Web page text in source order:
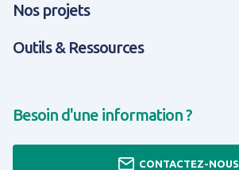
Nos projets
Outils & Ressources
Besoin d'une information ?
CONTACTEZ-NOUS